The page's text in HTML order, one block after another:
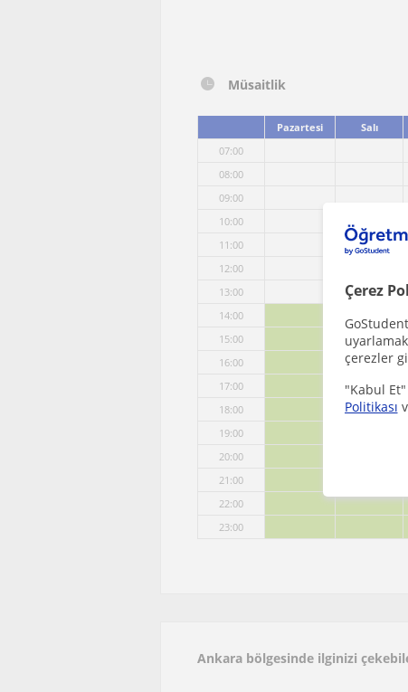
Çerez
çerezler
"Kabul
Politikası
Müsaitlik
Pazartesi Salı
07:00
08:00
09:00
10:00
11:00
12:00
13:00
14:00
15:00
16:00
17:00
18:00
19:00
20:00
21:00
22:00
23:00
Ankara bölgesinde ilginizi